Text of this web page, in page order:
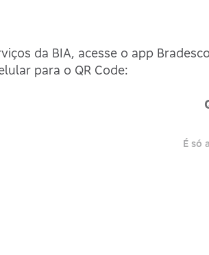
da BIA, acesse o app
para o QR Code:
É só